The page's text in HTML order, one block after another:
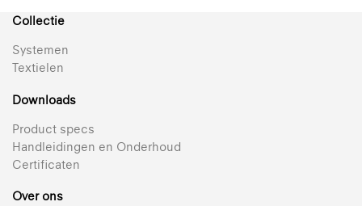
Collectie
Systemen
Textielen
Downloads
Product specs
Handleidingen en Onderhoud
Certificaten
Over ons